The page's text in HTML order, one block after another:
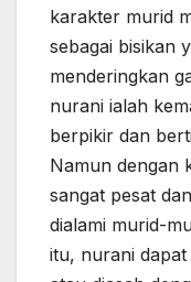
karakter murid
sebagai bisikan
menderingkan
nurani ialah
berpikir dan
Namun dengan
sangat pesat
dialami murid-
itu, nurani